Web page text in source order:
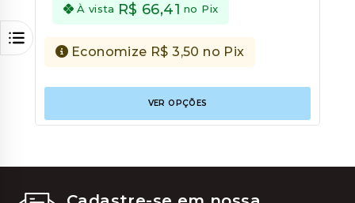
À vista R$ 66,41 no Pix
Economize R$3,50 no Pix
VER OPÇÕES
tem
As